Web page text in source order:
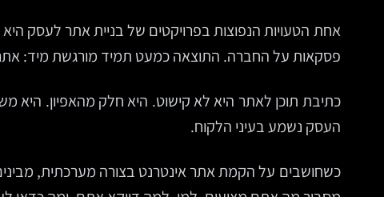
אחת הטעויות הנפוצות בפרויקטים של בניית אתר לעסק
פסקאות על החברה. התוצאה כמעט תמיד מורגשת מיד:
העסק נשמע בעיני הלקוח.
כשחושבים על הקמת אתר אינטרנט בצורה מערכתית,